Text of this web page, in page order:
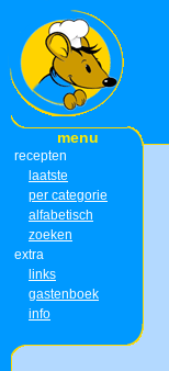
menu
recepten
laatste
per categorie
alfabetisch
zoeken
extra
links
gastenboek
info